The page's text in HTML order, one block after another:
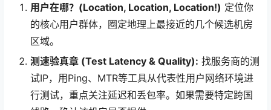
用户在哪？(Location, Location, Location!) 定位你
的核心用户群体，圈定地理上最接近的几个候选机房
区域。
测速验真章 (Test Latency & Quality): 找服务商的测
试IP，用Ping、MTR等工具从代表性用户网络环境进
行测试，重点关注延迟和丢包率。如果需要特定跨国